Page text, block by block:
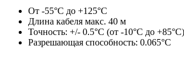
От -55°C до +125°C
Длина кабеля макс. 40 м
Точность: +/- 0.5°C (от -10°C до +85°C)
Разрешающая способность: 0.065°C